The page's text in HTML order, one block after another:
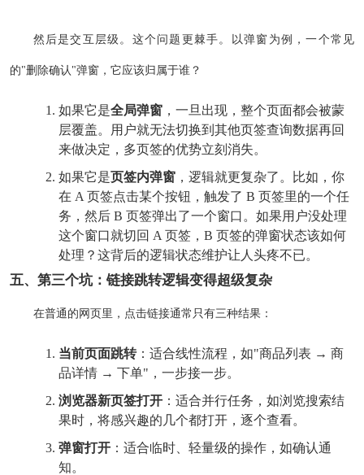
然后是交互层级。这个问题更棘手。以弹窗为例，一个常见
的"删除确认"弹窗，它应该归属于谁？
如果它是全局弹窗，一旦出现，整个页面都会被蒙
层覆盖。用户就无法切换到其他页签查询数据再回
来做决定，多页签的优势立刻消失。
如果它是页签内弹窗，逻辑就更复杂了。比如，你
在 A 页签点击某个按钮，触发了 B 页签里的一个任
务，然后 B 页签弹出了一个窗口。如果用户没处理
这个窗口就切回 A 页签，B 页签的弹窗状态该如何
处理？这背后的逻辑状态维护让人头疼不已。
五、第三个坑：链接跳转逻辑变得超级复杂
在普通的网页里，点击链接通常只有三种结果：
当前页面跳转：适合线性流程，如"商品列表 → 商
品详情 → 下单"，一步接一步。
浏览器新页签打开：适合并行任务，如浏览搜索结
果时，将感兴趣的几个都打开，逐个查看。
弹窗打开：适合临时、轻量级的操作，如确认通
知。